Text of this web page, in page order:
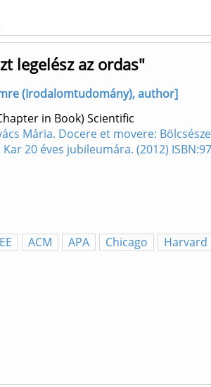
legelész az ordas"
(Irodalomtudomány), author]
in Book) Scientific
Mária. Docere et movere:
20 éves jubileumára. (2012)
ACM APA Chicago Harvard